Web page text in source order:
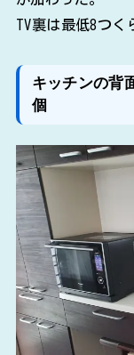
TV裏は最低8つく
キッチンの背
個